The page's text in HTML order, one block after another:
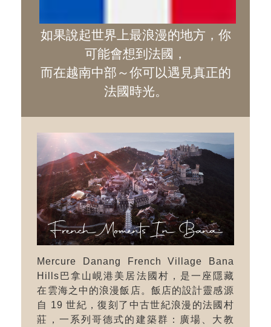
如果說起世界上最浪漫的地方，你
可能會想到法國，
而在越南中部～你可以遇見真正的
法國時光。
Mercure Danang French Village Bana
Hills巴拿山峴港美居法國村，是一座隱藏
在雲海之中的浪漫飯店。飯店的設計靈感源
自 19 世紀，復刻了中古世紀浪漫的法國村
莊，一系列哥德式的建築群：廣場、大教